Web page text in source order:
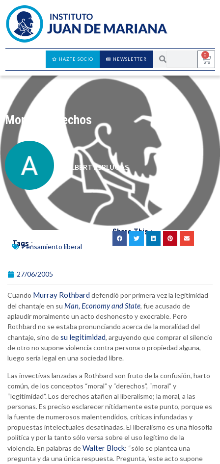
0
NEWSLETTER
HAZTE SOCIO
Moral y derechos
ALBERT ESPLUGAS
Tags :Pensamiento liberal
Share This :
27/06/2005
Cuando Murray Rothbard defendió por primera vez la legitimidad
del chantaje en su Man, Economy and State, fue acusado de
aplaudir moralmente un acto deshonesto y execrable. Pero
Rothbard no se estaba pronunciando acerca de la moralidad del
chantaje, sino desu legitimidad, arguyendo que comprar el silencio
de otro no supone violencia contra persona o propiedad alguna,
luego sería legal en una sociedad libre.
Las invectivas lanzadas a Rothbard son fruto de la confusión, harto
común, de los conceptos “moral” y “derechos”, “moral” y
“legitimidad”. Los derechos atañen al liberalismo; la moral, a las
personas. Es preciso esclarecer nítidamente este punto, porque es
la fuente de numerosos malentendidos, críticas infundadas y
propuestas intelectuales desatinadas. El liberalismo es una filosofía
política y por la tanto sólo versa sobre el uso legítimo de la
violencia. En palabras deWalter Block: “sólo se plantea una
pregunta y da una única respuesta. Pregunta, ‘este acto supone